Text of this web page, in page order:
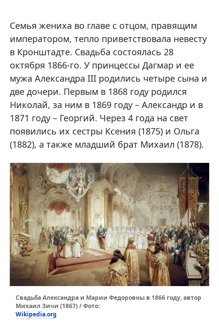
Семья жениха во главе с отцом, правящим
императором, тепло приветствовала невесту
в Кронштадте. Свадьба состоялась 28
октября 1866-го. У принцессы Дагмар и ее
мужа Александра III родились четыре сына и
две дочери. Первым в 1868 году родился
Николай, за ним в 1869 году – Александр и в
1871 году – Георгий. Через 4 года на свет
появились их сестры Ксения (1875) и Ольга
(1882), а также младший брат Михаил (1878).
Свадьба Александра и Марии Федоровны в 1866 году, автор
Михаил Зичи (1867) / Фото:
Wikipedia.org